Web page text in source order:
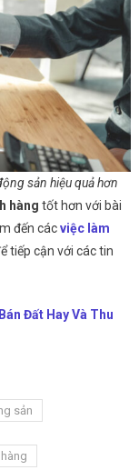
sản hiệu quả hơn
hàng tốt hơn với bài
đến cácviệc làm
tiếp cận với các tin
Đất Hay Và Thu
sản